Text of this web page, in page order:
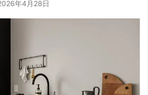
年4月28日